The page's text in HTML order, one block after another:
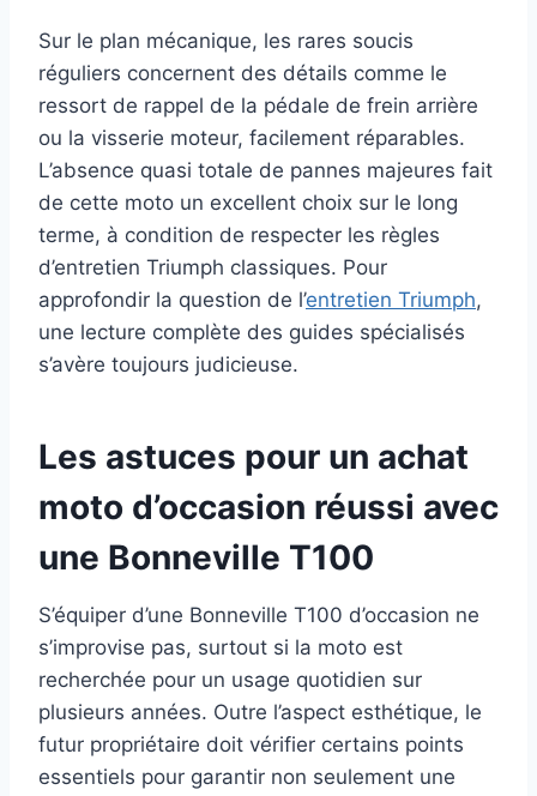
Sur le plan mécanique, les rares soucis
réguliers concernent des détails comme le
ressort de rappel de la pédale de frein arrière
ou la visserie moteur, facilement réparables.
L’absence quasi totale de pannes majeures fait
de cette moto un excellent choix sur le long
terme, à condition de respecter les règles
d’entretien Triumph classiques. Pour
approfondir la question de l’entretien Triumph,
une lecture complète des guides spécialisés
s’avère toujours judicieuse.
Les astuces pour un achat
moto d’occasion réussi avec
une Bonneville T100
S’équiper d’une Bonneville T100 d’occasion ne
s’improvise pas, surtout si la moto est
recherchée pour un usage quotidien sur
plusieurs années. Outre l’aspect esthétique, le
futur propriétaire doit vérifier certains points
essentiels pour garantir non seulement une